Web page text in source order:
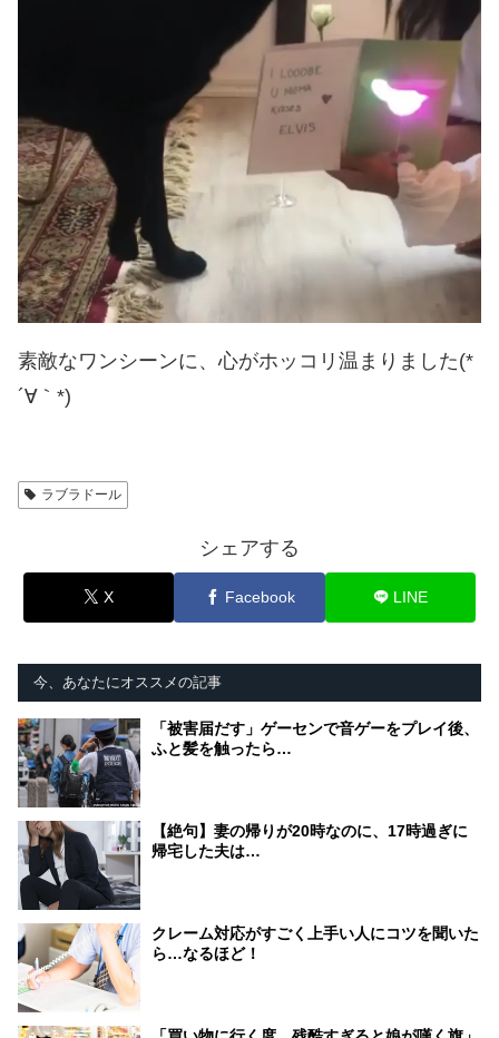
素敵なワンシーンに、心がホッコリ温まりました(*
´∀｀*)
ラブラドール
シェアする
X Facebook LINE
今、あなたにオススメの記事
「被害届だす」ゲーセンで音ゲーをプレイ後、
ふと髪を触ったら…
【絶句】妻の帰りが20時なのに、17時過ぎに
帰宅した夫は…
クレーム対応がすごく上手い人にコツを聞いた
ら…なるほど！